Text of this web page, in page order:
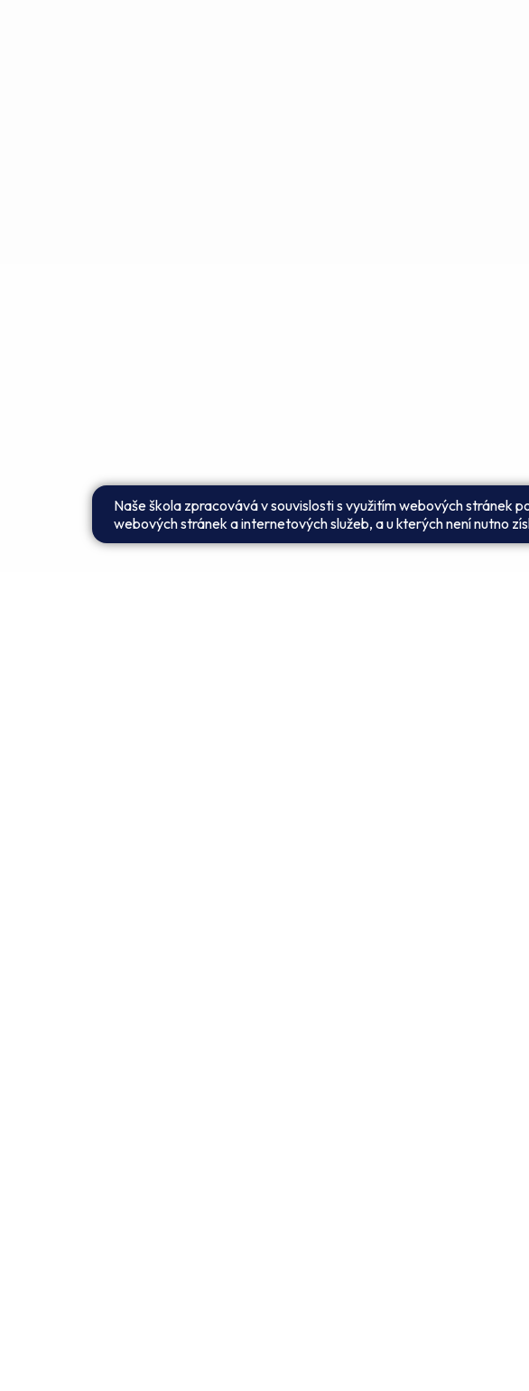
Naše škola zpracovává v souvislosti s využitím webových stránek
webových stránek a internetových služeb, a u kterých není nutno